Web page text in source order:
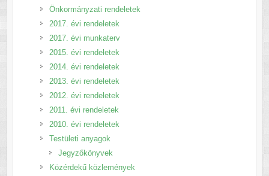
Önkormányzati rendeletek
2017. évi rendeletek
2017. évi munkaterv
2015. évi rendeletek
2014. évi rendeletek
2013. évi rendeletek
2012. évi rendeletek
2011. évi rendeletek
2010. évi rendeletek
Testületi anyagok
Jegyzőkönyvek
Közérdekű közlemények